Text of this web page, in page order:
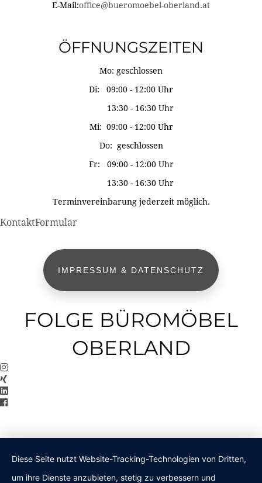
E-Mail:office@bueromoebel-oberland.at
ÖFFNUNGSZEITEN
Mo: geschlossen
Di: 09:00 - 12:00 Uhr
13:30 - 16:30 Uhr
Mi: 09:00 - 12:00 Uhr
Do: geschlossen
Fr: 09:00 - 12:00 Uhr
13:30 - 16:30 Uhr
Terminvereinbarung jederzeit möglich.
KontaktFormular
IMPRESSUM & DATENSCHUTZ
FOLGE BÜROMÖBEL
OBERLAND
Diese Seite nutzt Website-Tracking-Technologien von Dritten,
um ihre Dienste anzubieten, stetig zu verbessern und